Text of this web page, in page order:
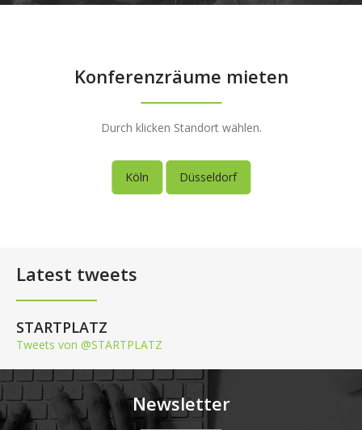
Konferenzräume mieten
Durch klicken Standort wählen.
Köln Düsseldorf
Latest tweets
STARTPLATZ
Tweets von @STARTPLATZ
Newsletter